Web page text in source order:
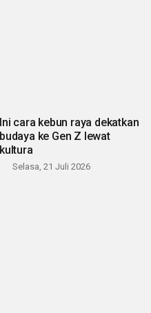
Ini cara kebun raya dekatkan
budaya ke Gen Z lewat
kultura
Selasa, 21 Juli 2026